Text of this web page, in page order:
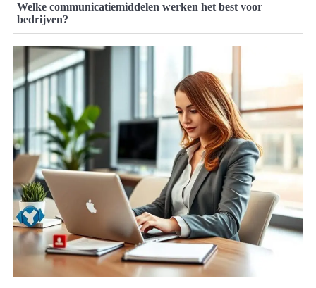
Welke communicatiemiddelen werken het best voor
bedrijven?